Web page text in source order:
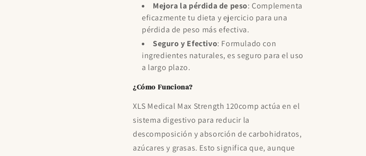
Mejora la pérdida de peso: Complementa
eficazmente tu dieta y ejercicio para una
pérdida de peso más efectiva.
Seguro y Efectivo: Formulado con
ingredientes naturales, es seguro para el uso
a largo plazo.
¿Cómo Funciona?
XLS Medical Max Strength 120comp actúa en el
sistema digestivo para reducir la
descomposición y absorción de carbohidratos,
azúcares y grasas. Esto significa que, aunque